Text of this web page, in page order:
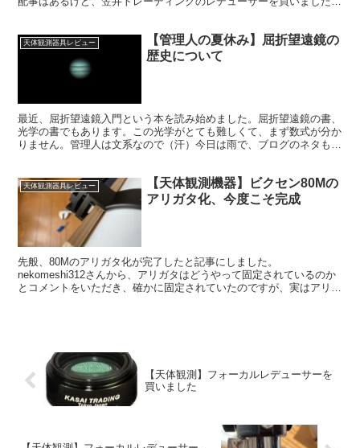
天体観測器具レビュー
【管理人の夏休み】屈折望遠鏡の
歴史について
最近、屈折望遠鏡入門という本を読み始めました。屈折望遠鏡の書、
光学の書でもあります。この光学がとても難しくて、まず数式が分か
りません。管理人は文系なので（汗）今日は雨で、ブログのネタもな
天体観測器具レビュー
【天体観測機器】ビクセン80Mの
アリガタ化、今度こそ完成
先般、80Mのアリガタ化が完了したと記事にしました。
nekomeshi312さんから、アリガタはどうやって固定されているのか
とコメントをいただき、確かに固定されていたのですが、実はアリガ
【天体観測】フォーカルレデューサーを
買いました